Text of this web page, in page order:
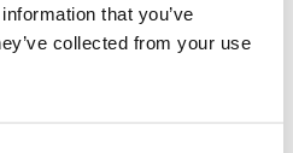
that you’ve
collected from your use
2035. CIGMA-
mot dette målet.